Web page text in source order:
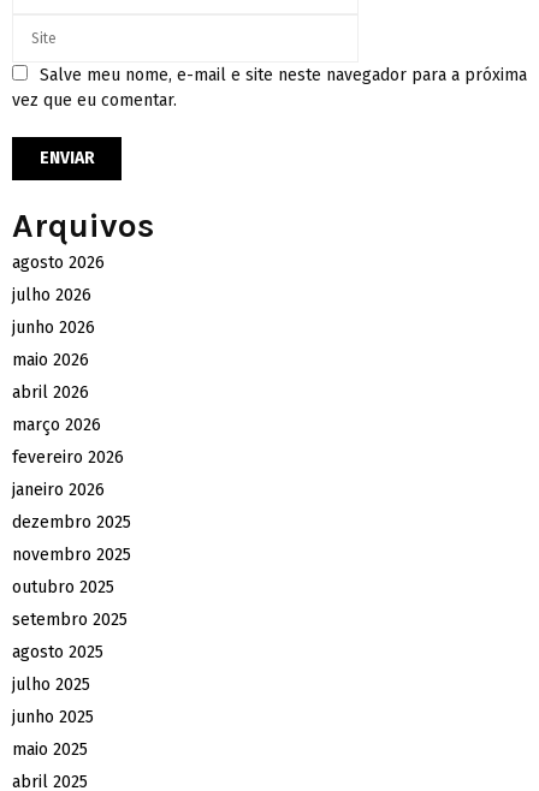
Salve meu nome, e-mail e site neste navegador para a próxima
vez que eu comentar.
Arquivos
agosto 2026
julho 2026
junho 2026
maio 2026
abril 2026
março 2026
fevereiro 2026
janeiro 2026
dezembro 2025
novembro 2025
outubro 2025
setembro 2025
agosto 2025
julho 2025
junho 2025
maio 2025
abril 2025